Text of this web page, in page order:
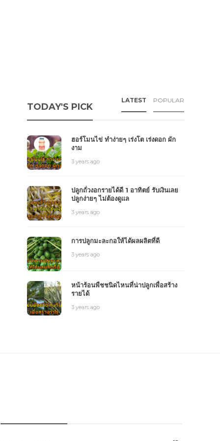
TODAY'S PICK
LATEST POPULAR
ฮอร์โมนไข่ ทำง่ายๆ เร่งโต เร่งดอก ผัก
งาม
3 years ago
ปลูกถั่วงอกรายได้ดี 1 อาทิตย์ รับเงินเลย
ปลูกง่ายๆ ไม่ต้องดูแล
3 years ago
การปลูกมะละกอให้ได้ผลผลิตที่ดี
3 years ago
หน้าร้อนพืชชนิดไหนที่น่าปลูกเพื่อสร้าง
รายได้
3 years ago